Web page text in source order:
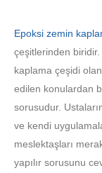
Epoksi zemin
çeşitlerinden
kaplama çeşidi
edilen konulardan
sorusudur.
ve kendi
meslektaşları
yapılır sorusunu